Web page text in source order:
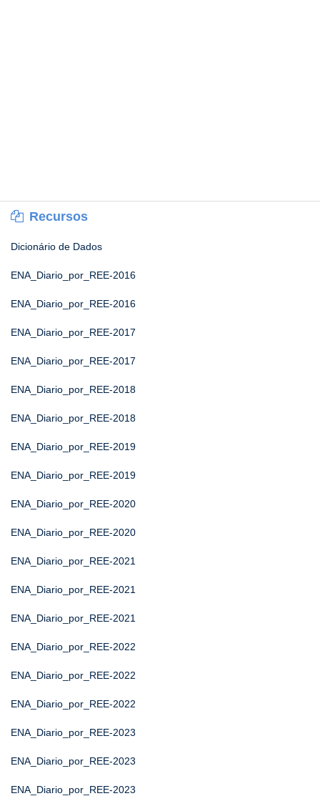
Recursos
Dicionário de Dados
ENA_Diario_por_REE-2016
ENA_Diario_por_REE-2016
ENA_Diario_por_REE-2017
ENA_Diario_por_REE-2017
ENA_Diario_por_REE-2018
ENA_Diario_por_REE-2018
ENA_Diario_por_REE-2019
ENA_Diario_por_REE-2019
ENA_Diario_por_REE-2020
ENA_Diario_por_REE-2020
ENA_Diario_por_REE-2021
ENA_Diario_por_REE-2021
ENA_Diario_por_REE-2021
ENA_Diario_por_REE-2022
ENA_Diario_por_REE-2022
ENA_Diario_por_REE-2022
ENA_Diario_por_REE-2023
ENA_Diario_por_REE-2023
ENA_Diario_por_REE-2023